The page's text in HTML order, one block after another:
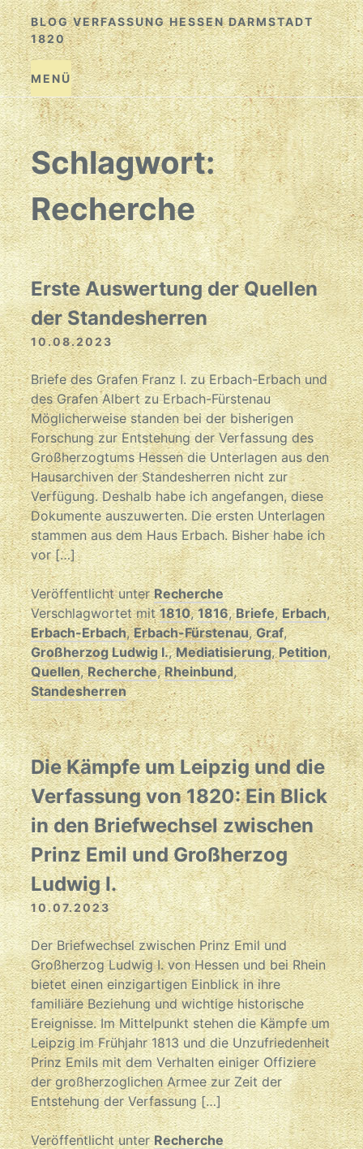
Zum
Inhalt
springen
BLOG VERFASSUNG HESSEN DARMSTADT
1820
MENÜ
Schlagwort:
Recherche
Erste Auswertung der Quellen
der Standesherren
10.08.2023
Briefe des Grafen Franz I. zu Erbach-Erbach und
des Grafen Albert zu Erbach-Fürstenau
Möglicherweise standen bei der bisherigen
Forschung zur Entstehung der Verfassung des
Großherzogtums Hessen die Unterlagen aus den
Hausarchiven der Standesherren nicht zur
Verfügung. Deshalb habe ich angefangen, diese
Dokumente auszuwerten. Die ersten Unterlagen
stammen aus dem Haus Erbach. Bisher habe ich
vor […]
Veröffentlicht unterRecherche
Verschlagwortet mit1810,1816,Briefe,Erbach,
Erbach-Erbach,Erbach-Fürstenau,Graf,
Großherzog Ludwig I.,Mediatisierung,Petition,
Quellen,Recherche,Rheinbund,
Standesherren
Die Kämpfe um Leipzig und die
Verfassung von 1820: Ein Blick
in den Briefwechsel zwischen
Prinz Emil und Großherzog
Ludwig I.
10.07.2023
Der Briefwechsel zwischen Prinz Emil und
Großherzog Ludwig I. von Hessen und bei Rhein
bietet einen einzigartigen Einblick in ihre
familiäre Beziehung und wichtige historische
Ereignisse. Im Mittelpunkt stehen die Kämpfe um
Leipzig im Frühjahr 1813 und die Unzufriedenheit
Prinz Emils mit dem Verhalten einiger Offiziere
der großherzoglichen Armee zur Zeit der
Entstehung der Verfassung […]
Veröffentlicht unterRecherche